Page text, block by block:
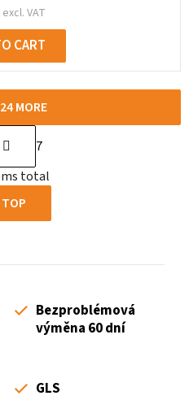
VAT
CART
L
i
s
t
n
MORE
a
g
i
n
i
7
total
TOP
Bezproblémová
výměna 60 dní
GLS